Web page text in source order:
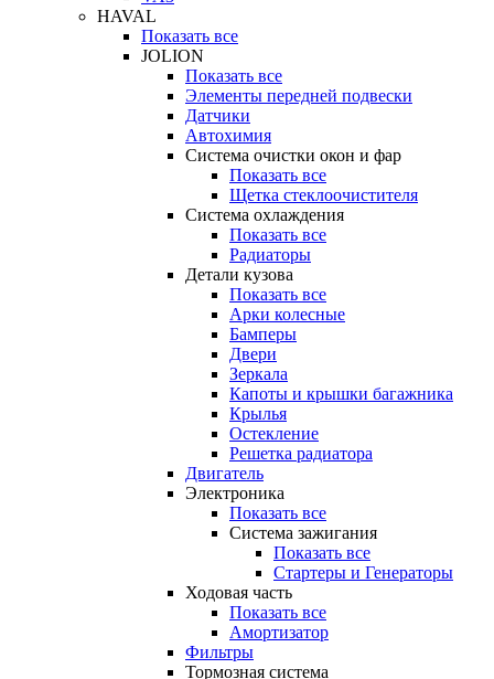
HAVAL
Показать все
JOLION
Показать все
Элементы передней подвески
Датчики
Автохимия
Система очистки окон и фар
Показать все
Щетка стеклоочистителя
Система охлаждения
Показать все
Радиаторы
Детали кузова
Показать все
Арки колесные
Бамперы
Двери
Зеркала
Капоты и крышки багажника
Крылья
Остекление
Решетка радиатора
Двигатель
Электроника
Показать все
Система зажигания
Показать все
Стартеры и Генераторы
Ходовая часть
Показать все
Амортизатор
Фильтры
Тормозная система